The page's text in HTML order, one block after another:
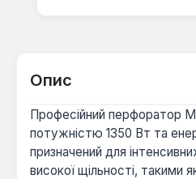
Опис
Професійний перфоратор
потужністю 1350 Вт та
призначений для
високої щільності, такими